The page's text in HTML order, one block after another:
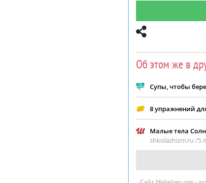
Об этом же в
Супы, чтобы
8 упражнений
Малые тела
shkolazhizni.ru /5